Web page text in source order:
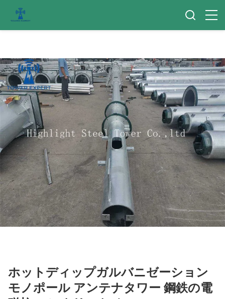
ホットディップガルバニゼーション
モノポール アンテナタワー 鋼鉄の電